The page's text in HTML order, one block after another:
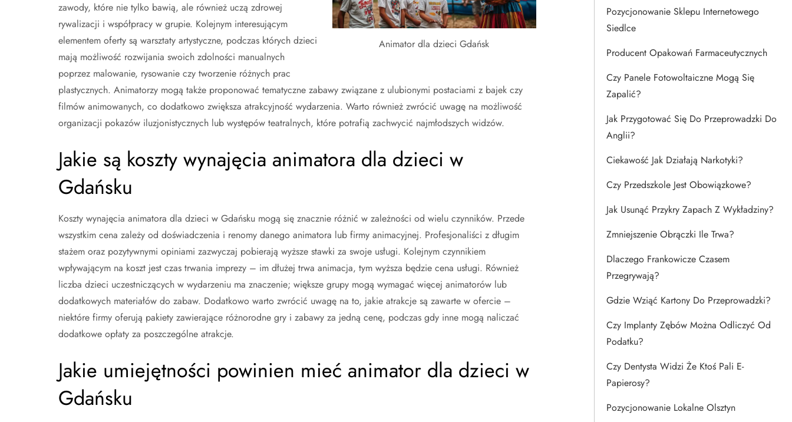
Animator dla dzieci Gdańsk
zawody, które nie tylko bawią, ale również uczą zdrowej
rywalizacji i współpracy w grupie. Kolejnym interesującym
elementem oferty są warsztaty artystyczne, podczas których dzieci
mają możliwość rozwijania swoich zdolności manualnych
poprzez malowanie, rysowanie czy tworzenie różnych prac
plastycznych. Animatorzy mogą także proponować tematyczne zabawy związane z ulubionymi postaciami z bajek czy
filmów animowanych, co dodatkowo zwiększa atrakcyjność wydarzenia. Warto również zwrócić uwagę na możliwość
organizacji pokazów iluzjonistycznych lub występów teatralnych, które potrafią zachwycić najmłodszych widzów.
Jakie są koszty wynajęcia animatora dla dzieci w
Gdańsku
Koszty wynajęcia animatora dla dzieci w Gdańsku mogą się znacznie różnić w zależności od wielu czynników. Przede
wszystkim cena zależy od doświadczenia i renomy danego animatora lub firmy animacyjnej. Profesjonaliści z długim
stażem oraz pozytywnymi opiniami zazwyczaj pobierają wyższe stawki za swoje usługi. Kolejnym czynnikiem
wpływającym na koszt jest czas trwania imprezy – im dłużej trwa animacja, tym wyższa będzie cena usługi. Również
liczba dzieci uczestniczących w wydarzeniu ma znaczenie; większe grupy mogą wymagać więcej animatorów lub
dodatkowych materiałów do zabaw. Dodatkowo warto zwrócić uwagę na to, jakie atrakcje są zawarte w ofercie –
niektóre firmy oferują pakiety zawierające różnorodne gry i zabawy za jedną cenę, podczas gdy inne mogą naliczać
dodatkowe opłaty za poszczególne atrakcje.
Jakie umiejętności powinien mieć animator dla dzieci w
Gdańsku
Pozycjonowanie Sklepu Internetowego
Siedlce
Producent Opakowań Farmaceutycznych
Czy Panele Fotowoltaiczne Mogą Się
Zapalić?
Jak Przygotować Się Do Przeprowadzki Do
Anglii?
Ciekawość Jak Działają Narkotyki?
Czy Przedszkole Jest Obowiązkowe?
Jak Usunąć Przykry Zapach Z Wykładziny?
Zmniejszenie Obrączki Ile Trwa?
Dlaczego Frankowicze Czasem
Przegrywają?
Gdzie Wziąć Kartony Do Przeprowadzki?
Czy Implanty Zębów Można Odliczyć Od
Podatku?
Czy Dentysta Widzi Że Ktoś Pali E-
Papierosy?
Pozycjonowanie Lokalne Olsztyn